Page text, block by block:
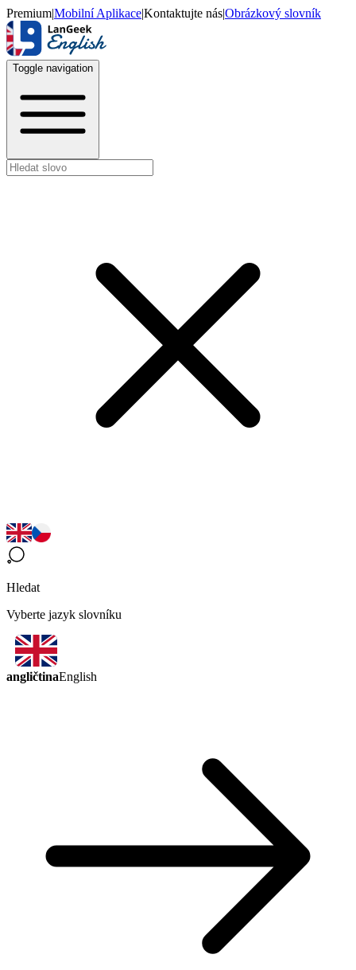
Premium|Mobilní Aplikace|Kontaktujte nás|Obrázkový slovník
Toggle navigation
Hledat
Vyberte jazyk slovníku
angličtinaEnglish